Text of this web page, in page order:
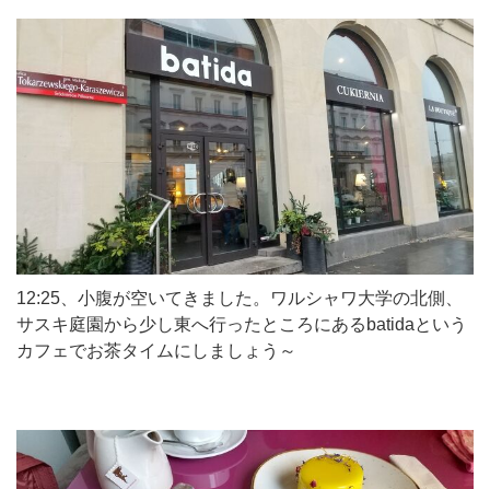
12:25、小腹が空いてきました。ワルシャワ大学の北側、
サスキ庭園から少し東へ行ったところにあるbatidaという
カフェでお茶タイムにしましょう～